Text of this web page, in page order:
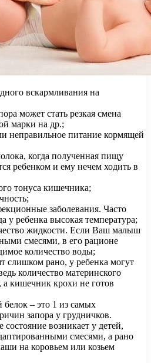
вскармливания на
может стать резкая смена
марки на др.;
неправильное питание кормящей
когда полученная пищу
ребенком и ему нечем ходить в
тонуса кишечника;
заболевания. Часто
у ребенка высокая температура;
жидкости. Если Ваш малыш
смесями, в его рационе
количество воды;
слишком рано, у ребенка могут
количество материнского
а кишечник крохи не готов
белок – это 1 из самых
запора у грудничков.
состояние возникает у детей,
смесями, а рано
на коровьем или козьем